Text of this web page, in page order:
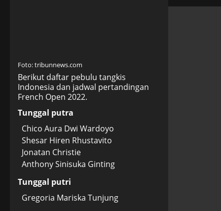
Foto: tribunnews.com
Berikut daftar pebulu tangkis
Indonesia dan jadwal pertandingan
French Open 2022.
Tunggal putra
Chico Aura Dwi Wardoyo
Shesar Hiren Rhustavito
Jonatan Christie
Anthony Sinisuka Ginting
Tunggal putri
Gregoria Mariska Tunjung